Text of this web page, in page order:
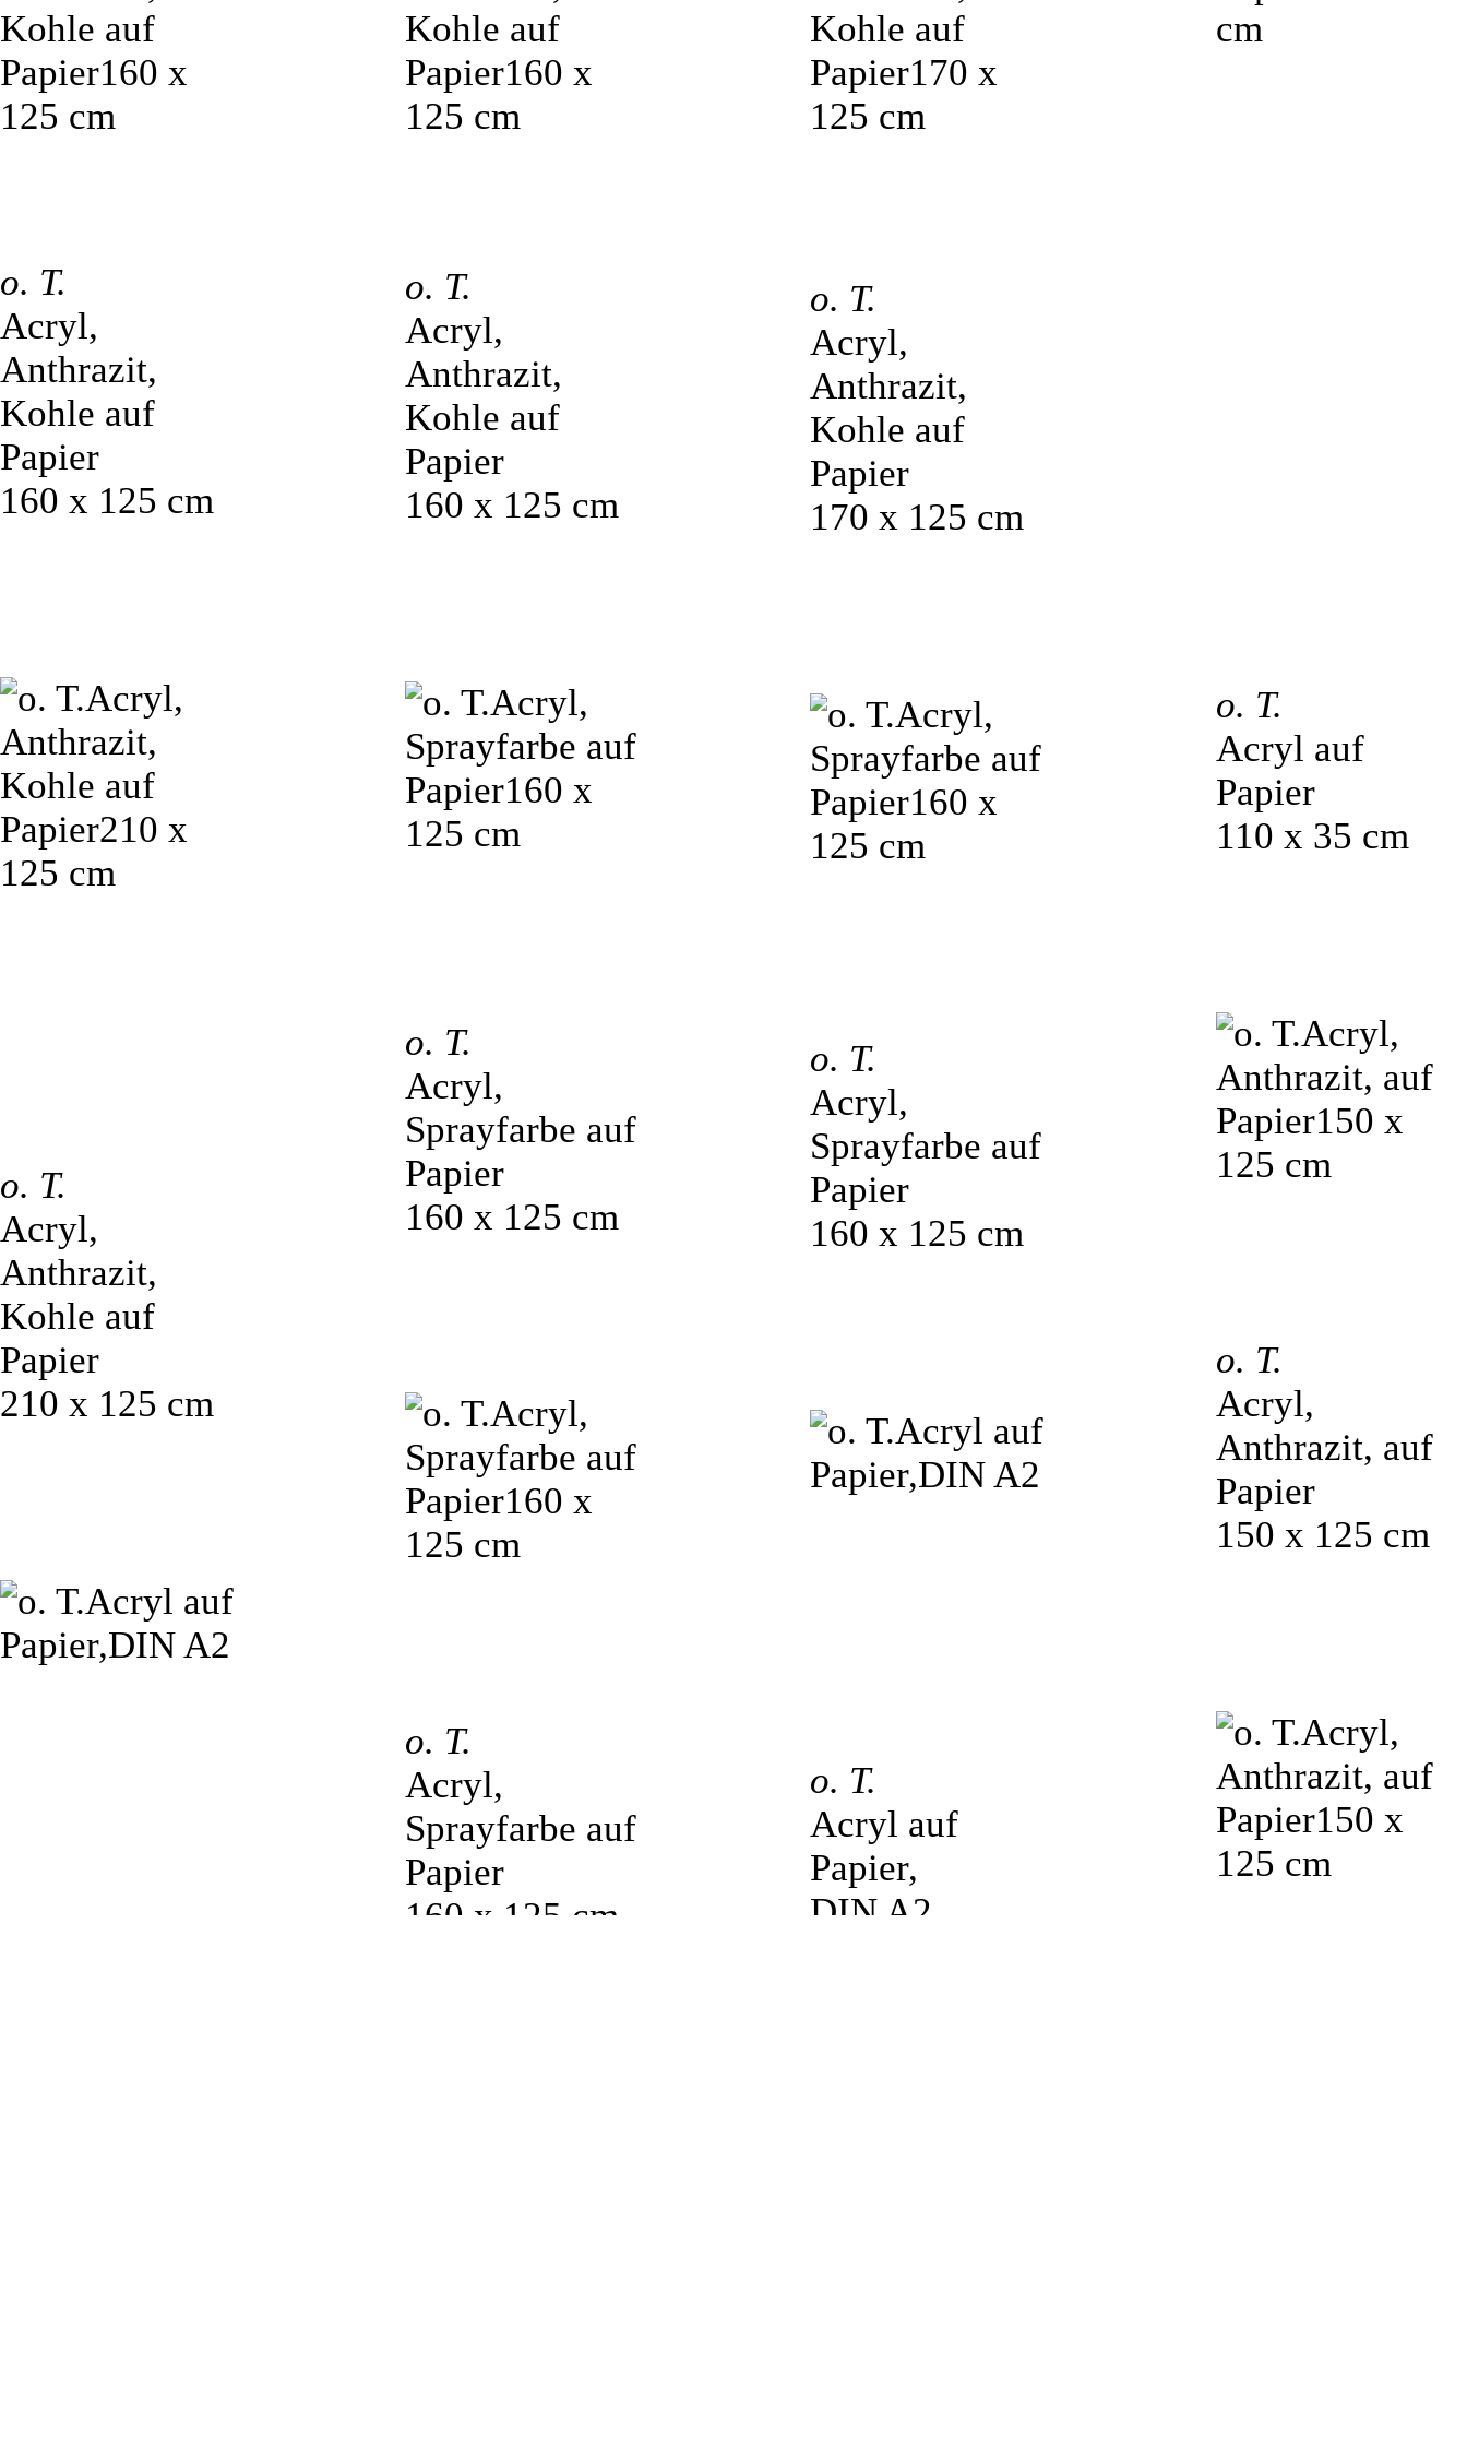
o. T.
Acryl,
Anthrazit,
Kohle auf
Papier
160 x 125 cm
o. T.
Acryl,
Anthrazit,
Kohle auf
Papier
210 x 125 cm
o. T.
Acryl,
Anthrazit,
Kohle auf
Papier
160 x 125 cm
o. T.
Acryl,
Sprayfarbe auf
Papier
160 x 125 cm
o. T.
Acryl,
Sprayfarbe auf
Papier
160 x 125 cm
o. T.
Acryl,
Anthrazit,
Kohle auf
Papier
170 x 125 cm
o. T.
Acryl,
Sprayfarbe auf
Papier
160 x 125 cm
o. T.
Acryl auf
Papier,
DIN A2
o. T.
Acryl auf
Papier
110 x 35 cm
o. T.
Acryl,
Anthrazit, auf
Papier
150 x 125 cm